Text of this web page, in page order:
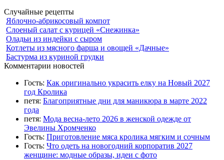
Случайные рецепты
Яблочно-абрикосовый компот
Слоеный салат с курицей «Снежинка»
Оладьи из индейки с сыром
Котлеты из мясного фарша и овощей «Дачные»
Бастурма из куриной грудки
Комментарии новостей
Гость: Как оригинально украсить елку на Новый 2027
год Кролика
петя: Благоприятные дни для маникюра в марте 2022
года
петя: Мода весна-лето 2026 в женской одежде от
Эвелины Хромченко
Гость: Приготовление мяса кролика мягким и сочным
Гость: Что одеть на новогодний корпоратив 2027
женщине: модные образы, идеи с фото